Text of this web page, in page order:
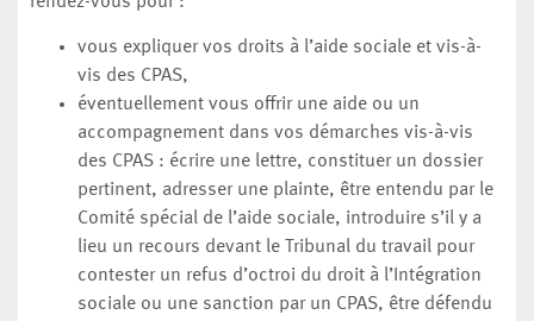
vous expliquer vos droits à l’aide sociale et vis-à-
vis des CPAS,
éventuellement vous offrir une aide ou un
accompagnement dans vos démarches vis-à-vis
des CPAS : écrire une lettre, constituer un dossier
pertinent, adresser une plainte, être entendu par le
Comité spécial de l’aide sociale, introduire s’il y a
lieu un recours devant le Tribunal du travail pour
contester un refus d’octroi du droit à l’Intégration
sociale ou une sanction par un CPAS, être défendu